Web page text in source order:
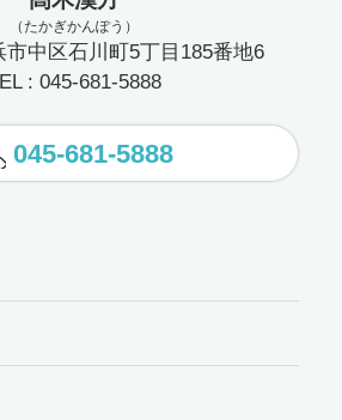
（たかぎかんぽう）
中区石川町5丁目185番地6
: 045-681-5888
045-681-5888